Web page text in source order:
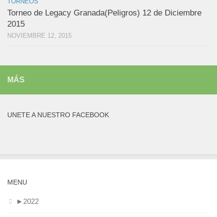
Torneo de Legacy Granada(Peligros) 12 de Diciembre
2015
NOVIEMBRE 12, 2015
MÁS
UNETE A NUESTRO FACEBOOK
MENU
► 2022